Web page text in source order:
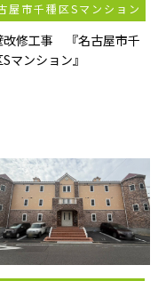
屋市千種区Sマンション
改修工事 『名古屋市千
マンション』